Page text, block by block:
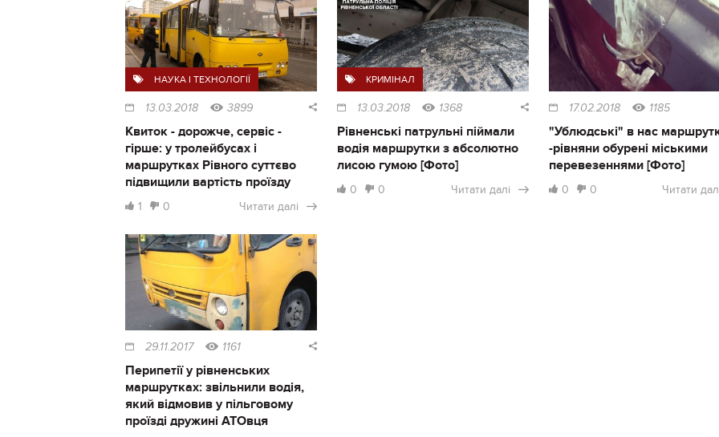
НАУКА І ТЕХНОЛОГІЇ
13.03.2018 3899
Квиток - дорожче, сервіс -
гірше: у тролейбусах і
маршрутках Рівного суттєво
підвищили вартість проїзду
1 0 Читати далі
КРИМІНАЛ
13.03.2018 1368
Рівненські патрульні піймали
водія маршрутки з абсолютно
лисою гумою [Фото]
0 0 Читати далі
17.02.2018 1185
"Ублюдські" в нас
-рівняни обурені міськими
перевезеннями [Фото]
0 0 Читати
29.11.2017 1161
Перипетії у рівненських
маршрутках: звільнили водія,
який відмовив у пільговому
проїзді дружині АТОвця